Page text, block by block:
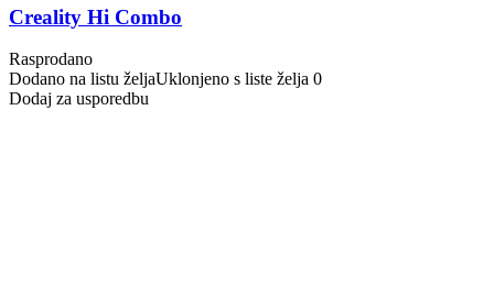
Creality Hi Combo
Rasprodano
Dodano na listu željaUklonjeno s liste želja 0
Dodaj za usporedbu